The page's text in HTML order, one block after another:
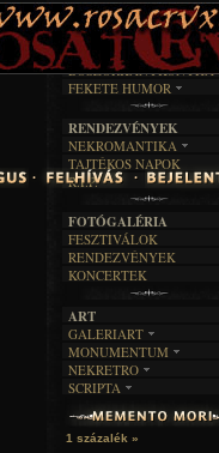
TAJTÉKOS LAPOK
ZENE
EGYÜTTESEK
INTERJÚK
FORDÍTÁSOK
DALSZÖVEGEK
ÍRÁSOK
IRODALOM
FILM
MŰVÉSZET
ÍRÁSTÖRTÉNET
BOSZORKÁNYKONYHA
FEKETE HUMOR
SZÖVEGES
RENDEZVÉNYEK
NEKROMANTIKA
AKTUÁLIS
A MÚLT
TAJTÉKOS NAPOK
R.I.P.
FOTÓGALÉRIA
FESZTIVÁLOK
RENDEZVÉNYEK
KONCERTEK
ART
GALERIART
ARTGALERI
KÉPREGÉNYEK
LAKÁSKULTS
MONUMENTUM
TEMETŐK
TEMPLOMOK
VÁRAK
HELYEK
NEKRETRO
SZUBKULT
FEKETE LYUK
RELIKVIÁK
SCRIPTA
NOVELLÁK
VERSEK
1 százalék »